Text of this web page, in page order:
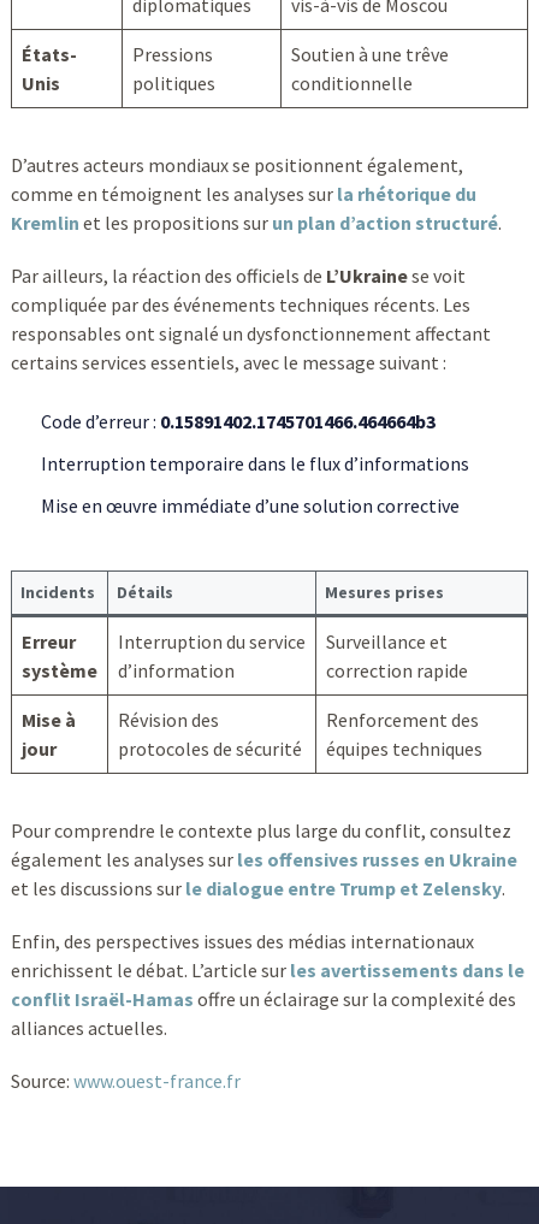
diplomatiques
vis-à-vis de Moscou
États-
Unis
Pressions
politiques
Soutien à une trêve
conditionnelle
D’autres acteurs mondiaux se positionnent également,
comme en témoignent les analyses sur la rhétorique du
Kremlin et les propositions sur un plan d’action structuré.
Par ailleurs, la réaction des officiels de L’Ukrainese voit
compliquée par des événements techniques récents. Les
responsables ont signalé un dysfonctionnement affectant
certains services essentiels, avec le message suivant :
Code d’erreur : 0.15891402.1745701466.464664b3
Interruption temporaire dans le flux d’informations
Mise en œuvre immédiate d’une solution corrective
Incidents Détails Mesures prises
Erreur
système
Interruption du service
d’information
Surveillance et
correction rapide
Mise à
jour
Révision des
protocoles de sécurité
Renforcement des
équipes techniques
Pour comprendre le contexte plus large du conflit, consultez
également les analyses sur les offensives russes en Ukraine
et les discussions sur le dialogue entre Trump et Zelensky.
Enfin, des perspectives issues des médias internationaux
enrichissent le débat. L’article sur les avertissements dans le
conflit Israël-Hamas offre un éclairage sur la complexité des
alliances actuelles.
Source: www.ouest-france.fr